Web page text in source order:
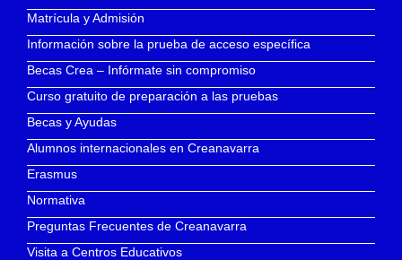
Matrícula y Admisión
Información sobre la prueba de acceso específica
Becas Crea – Infórmate sin compromiso
Curso gratuito de preparación a las pruebas
Becas y Ayudas
Alumnos internacionales en Creanavarra
Erasmus
Normativa
Preguntas Frecuentes de Creanavarra
Visita a Centros Educativos